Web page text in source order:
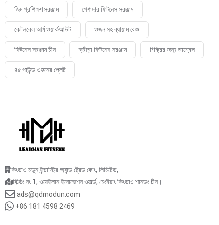
জিম প্রশিক্ষণ সরঞ্জাম পেশাদার ফিটনেস সরঞ্জাম
কেটলবেল আর্ম ওয়ার্কআউট ওজন সহ ব্যায়াম বেঞ্চ
ফিটনেস সরঞ্জাম চীন ক্রীড়া ফিটনেস সরঞ্জাম বিক্রির জন্য ডাম্বেল
৪৫ পাউন্ড ওজনের প্লেট
কিংডাও মডুন ইন্ডাস্ট্রি অ্যান্ড ট্রেড কোং, লিমিটেড,
বিল্ডিং নং 1, ওয়েইলান ইনোভেশন ওয়ার্ল্ড, চেংইয়াং কিংডাও শানডং চীন।
ads@qdmodun.com
+86 181 4598 2469